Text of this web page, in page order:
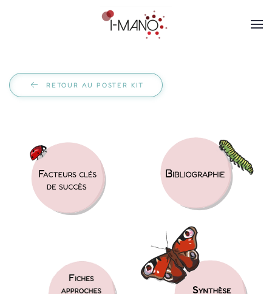
RETOUR AU POSTER KIT